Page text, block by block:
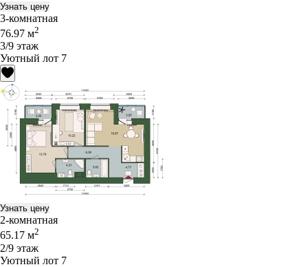
Узнать цену
3-комнатная
76.97 м2
3/9 этаж
Уютный лот 7
Узнать цену
2-комнатная
65.17 м2
2/9 этаж
Уютный лот 7